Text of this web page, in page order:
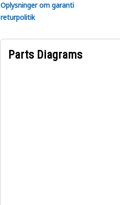
Oplysninger om garanti
returpolitik
Parts Diagrams